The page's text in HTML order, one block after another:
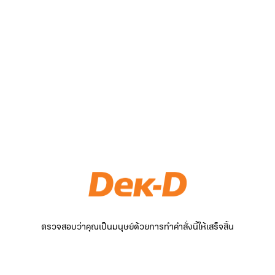
ตรวจสอบว่าคุณเป็นมนุษย์ด้วยการทำคำสั่งนี้ให้เสร็จสิ้น